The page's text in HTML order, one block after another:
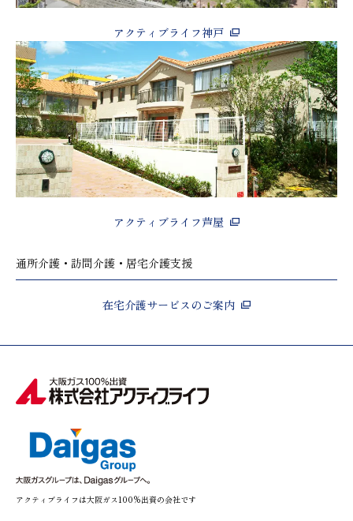
アクティブライフ神戸
アクティブライフ芦屋
通所介護・訪問介護・居宅介護支援
在宅介護サービスのご案内
アクティブライフは大阪ガス100%出資の会社です